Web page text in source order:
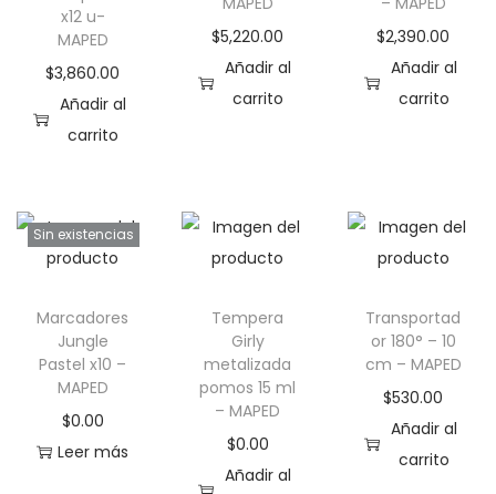
a
i
x12 u-
MAPED
$3,860.00
Añadir al
carrito
$5,220.00
Añadir al
carrito
$2,390.00
Añadir al
carrito
Sin existencias
Marcadores
Jungle
Pastel x10 –
MAPED
$0.00
Leer más
Tempera
Girly
metalizada
pomos 15 ml
– MAPED
$0.00
Añadir al
Transportad
or 180° – 10
cm – MAPED
$530.00
Añadir al
carrito